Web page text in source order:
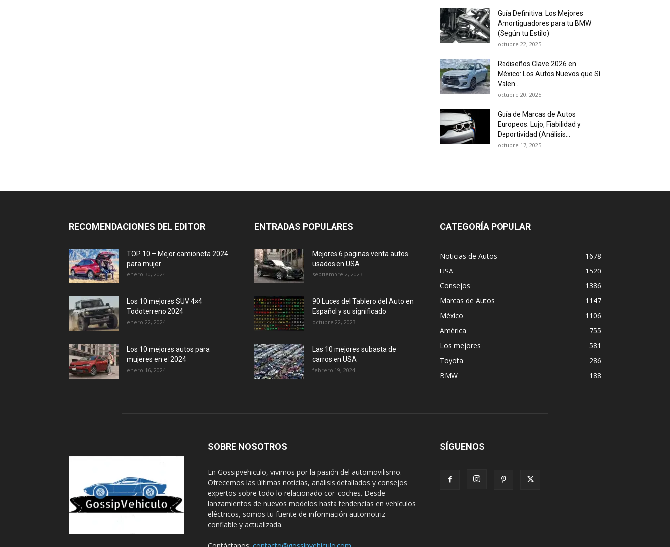
Guía Definitiva: Los Mejores
Amortiguadores para tu BMW
(Según tu Estilo)
octubre 22, 2025
Rediseños Clave 2026 en
México: Los Autos Nuevos que Sí
Valen...
octubre 20, 2025
Guía de Marcas de Autos
Europeos: Lujo, Fiabilidad y
Deportividad (Análisis...
octubre 17, 2025
RECOMENDACIONES DEL EDITOR
TOP 10 – Mejor camioneta 2024
para mujer
enero 30, 2024
Los 10 mejores SUV 4×4
Todoterreno 2024
enero 22, 2024
Los 10 mejores autos para
mujeres en el 2024
enero 16, 2024
ENTRADAS POPULARES
Mejores 6 paginas venta autos
usados en USA
septiembre 2, 2023
90 Luces del Tablero del Auto en
Español y su significado
octubre 22, 2023
Las 10 mejores subasta de
carros en USA
febrero 19, 2024
CATEGORÍA POPULAR
Noticias de Autos
1678
USA
1520
Consejos
1386
Marcas de Autos
1147
México
1106
América
755
Los mejores
581
Toyota
286
BMW
188
SOBRE NOSOTROS
En Gossipvehiculo, vivimos por la pasión del automovilismo.
Ofrecemos las últimas noticias, análisis detallados y consejos
expertos sobre todo lo relacionado con coches. Desde
lanzamientos de nuevos modelos hasta tendencias en vehículos
eléctricos, somos tu fuente de información automotriz
confiable y actualizada.
SÍGUENOS